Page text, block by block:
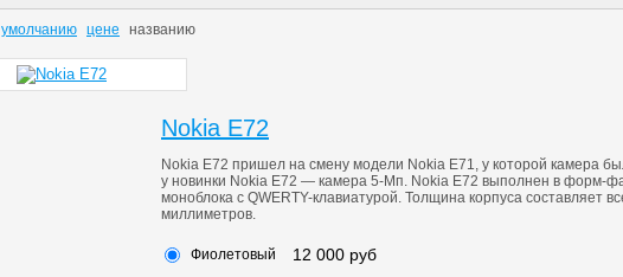
умолчанию цене названию
Nokia E72
Nokia E72 пришел на смену модели Nokia E71, у которой камера
у новинки Nokia E72 — камера 5-Мп. Nokia E72 выполнен в форм-
моноблока с QWERTY-клавиатурой. Толщина корпуса составляет
миллиметров.
Фиолетовый 12 000 руб